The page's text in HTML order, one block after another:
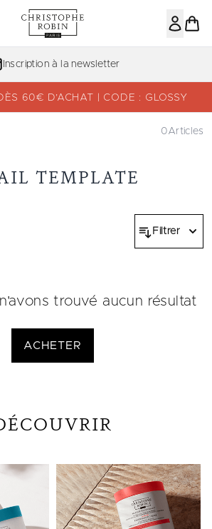
Passer au contenu principal
Inscription à la newsletter
60€ D’ACHAT | CODE : GLOSSY
0Articles
TEMPLATE
Filtrer
trouvé aucun résultat
ACHETER